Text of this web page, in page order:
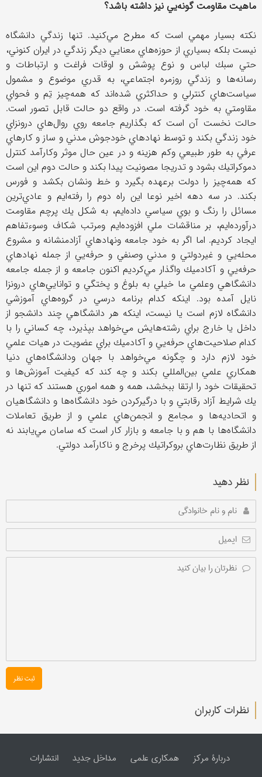
ماهيت مقاومت گونه‌يي نيز داشته باشد؟
نكته بسيار مهمي است كه مطرح مي‌كنيد. تنها زندگي دانشگاه
نيست بلكه بسياري از حوزه‌هاي معنايي ديگر زندگي در ايران كنوني،
حتي سبك لباس و نوع پوشش و اوقات فراغت و ارتباطات و
رسانه‌ها و زندگي روزمره اجتماعي، به قدري موضوع و مشمول
سياست‌هاي كنترلي و حداكثري شده‌اند كه همه‌چيز تِم و فحواي
مقاومتي به خود گرفته است. در واقع دو حالت قابل تصور است.
حالت نخست آن است كه بگذاريم جامعه روي روال‌هاي درونزاي
خود زندگي بكند و توسط نهادهاي خودجوش مدني و ساز و كارهاي
عرفي به طور طبيعي وكم هزينه و در عين حال موثر وكارآمد كنترل
دموكراتيك بشود و تدريجا مصونيت پيدا بكند و حالت دوم اين است
كه همه‌چيز را دولت برعهده بگيرد و خط ونشان بكشد و فورس
بكند. در سه دهه اخير نوعا اين راه دوم را رفته‌ايم و عادي‌ترين
مسائل را رنگ و بوي سياسي داده‌ايم، به شكل يك پرچم مقاومت
درآورده‌ايم، بر مناقشات ملي افزوده‌ايم ومرتب شكاف وسوءتفاهم
ايجاد كرديم. اما اگر به خود جامعه ونهادهاي آزادمنشانه و مشروع
محله‌يي و غيردولتي و مدني وصنفي و حرفه‌يي از جمله نهادهاي
حرفه‌يي و آكادميك واگذار مي‌كرديم اكنون جامعه و از جمله جامعه
دانشگاهي وعلمي ما خيلي به بلوغ و پختگي و توانايي‌هاي درونزا
نايل آمده بود. اينكه كدام برنامه درسي در گروه‌هاي آموزشي
دانشگاه لازم است يا نيست، اينكه هر دانشگاهي چند دانشجو از
داخل يا خارج براي رشته‌هايش مي‌خواهد بپذيرد، چه كساني را با
كدام صلاحيت‌هاي حرفه‌يي و آكادميك براي عضويت در هيات علمي
خود لازم دارد و چگونه مي‌خواهد با جهان ودانشگاه‌هاي دنيا
همكاري علمي بين‌المللي بكند و چه كند كه كيفيت آموزش‌ها و
تحقيقات خود را ارتقا ببخشد، همه و همه اموري هستند كه تنها در
يك شرايط آزاد رقابتي و با درگيركردن خود دانشگاه‌ها و دانشگاهيان
و اتحاديه‌ها و مجامع و انجمن‌هاي علمي و از طريق تعاملات
دانشگاه‌ها با هم و با جامعه و بازار كار است كه سامان مي‌يابند نه
از طريق نظارت‌هاي بروكراتيك پرخرج و ناكارآمد دولتي.
نظر دهید
ثبت نظر
نظرات کاربران
دربارۀ مرکز همکاری علمی مداخل جدید
انتشارات